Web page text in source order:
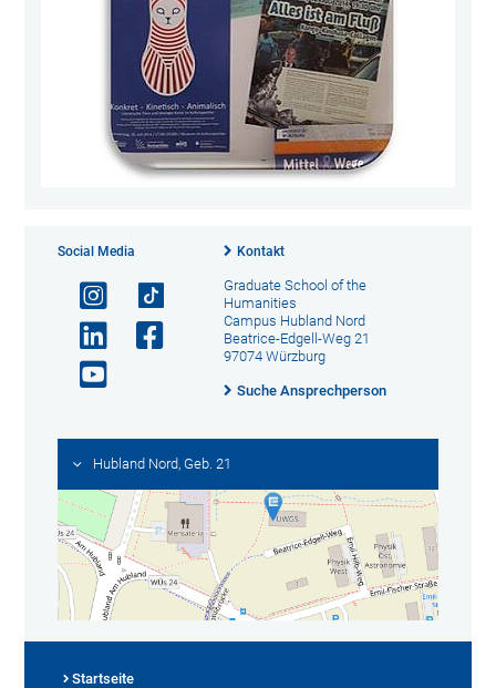
Social Media Kontakt
Graduate School of the
Humanities
Campus Hubland Nord
Beatrice-Edgell-Weg 21
97074 Würzburg
Suche Ansprechperson
Hubland Nord, Geb. 21
Startseite